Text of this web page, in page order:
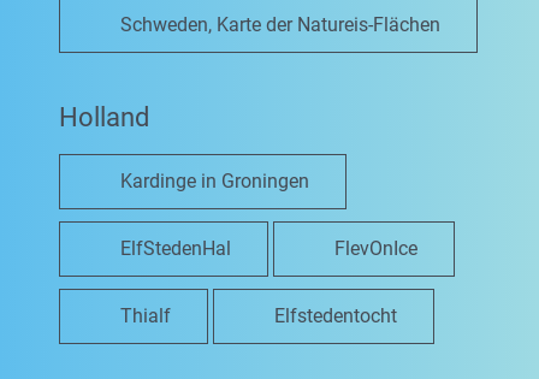
Schweden, Karte der Natureis-Flächen
Holland
Kardinge in Groningen
ElfStedenHal FlevOnIce
Thialf Elfstedentocht